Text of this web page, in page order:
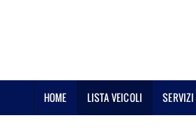
HOME LISTA VEICOLI SERVIZI